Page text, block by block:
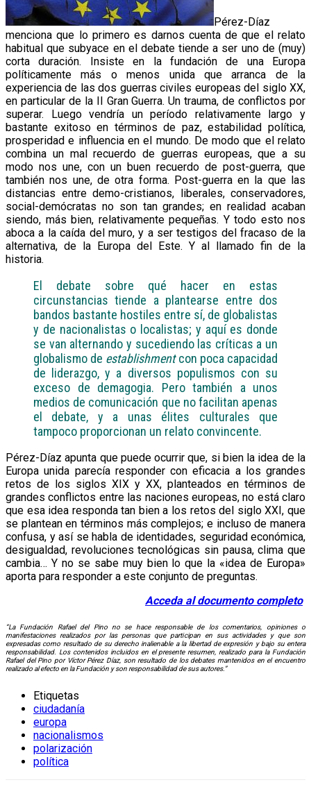
Pérez-Díaz
menciona que lo primero es darnos cuenta de que el relato
habitual que subyace en el debate tiende a ser uno de (muy)
corta duración. Insiste en la fundación de una Europa
políticamente más o menos unida que arranca de la
experiencia de las dos guerras civiles europeas del siglo XX,
en particular de la II Gran Guerra. Un trauma, de conflictos por
superar. Luego vendría un período relativamente largo y
bastante exitoso en términos de paz, estabilidad política,
prosperidad e influencia en el mundo. De modo que el relato
combina un mal recuerdo de guerras europeas, que a su
modo nos une, con un buen recuerdo de post-guerra, que
también nos une, de otra forma. Post-guerra en la que las
distancias entre demo-cristianos, liberales, conservadores,
social-demócratas no son tan grandes; en realidad acaban
siendo, más bien, relativamente pequeñas. Y todo esto nos
aboca a la caída del muro, y a ser testigos del fracaso de la
alternativa, de la Europa del Este. Y al llamado fin de la
historia.
El debate sobre qué hacer en estas
circunstancias tiende a plantearse entre dos
bandos bastante hostiles entre sí, de globalistas
y de nacionalistas o localistas; y aquí es donde
se van alternando y sucediendo las críticas a un
globalismo de establishmentcon poca capacidad
de liderazgo, y a diversos populismos con su
exceso de demagogia. Pero también a unos
medios de comunicación que no facilitan apenas
el debate, y a unas élites culturales que
tampoco proporcionan un relato convincente.
Pérez-Díaz apunta que puede ocurrir que, si bien la idea de la
Europa unida parecía responder con eficacia a los grandes
retos de los siglos XIX y XX, planteados en términos de
grandes conflictos entre las naciones europeas, no está claro
que esa idea responda tan bien a los retos del siglo XXI, que
se plantean en términos más complejos; e incluso de manera
confusa, y así se habla de identidades, seguridad económica,
desigualdad, revoluciones tecnológicas sin pausa, clima que
cambia… Y no se sabe muy bien lo que la «idea de Europa»
aporta para responder a este conjunto de preguntas.
Acceda al documento completo
“La Fundación Rafael del Pino no se hace responsable de los comentarios, opiniones o
manifestaciones realizados por las personas que participan en sus actividades y que son
expresadas como resultado de su derecho inalienable a la libertad de expresión y bajo su entera
responsabilidad. Los contenidos incluidos en el presente resumen, realizado para la Fundación
Rafael del Pino por Víctor Pérez Díaz, son resultado de los debates mantenidos en el encuentro
realizado al efecto en la Fundación y son responsabilidad de sus autores.”
Etiquetas
ciudadanía
europa
nacionalismos
polarización
política